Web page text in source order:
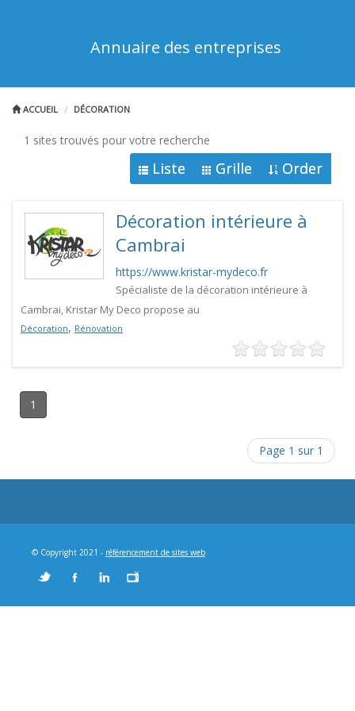
Annuaire des entreprises
ACCUEIL DÉCORATION
1 sites trouvés pour votre recherche
Liste Grille Order
Décoration intérieure à
Cambrai
https://www.kristar-mydeco.fr
Spécialiste de la décoration intérieure à
Cambrai, Kristar My Deco propose au
Décoration, Rénovation
1
Page 1 sur 1
© Copyright 2021 - référencement de sites web